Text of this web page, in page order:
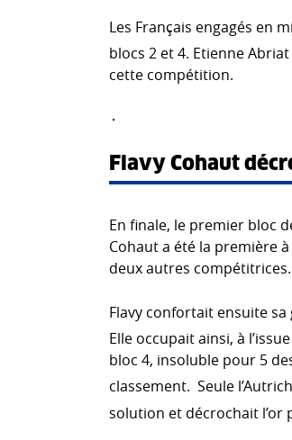
Les Français engagés en
blocs 2 et 4. Etienne
cette compétition.
Flavy Cohaut
En finale, le premier bloc
Cohaut a été la première
deux autres
Flavy confortait ensuite
Elle occupait ainsi, à
bloc 4, insoluble pour 5
classement. Seule
solution et décrochait l’or